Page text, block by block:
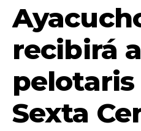
recibirá
pelotaris
Sexta